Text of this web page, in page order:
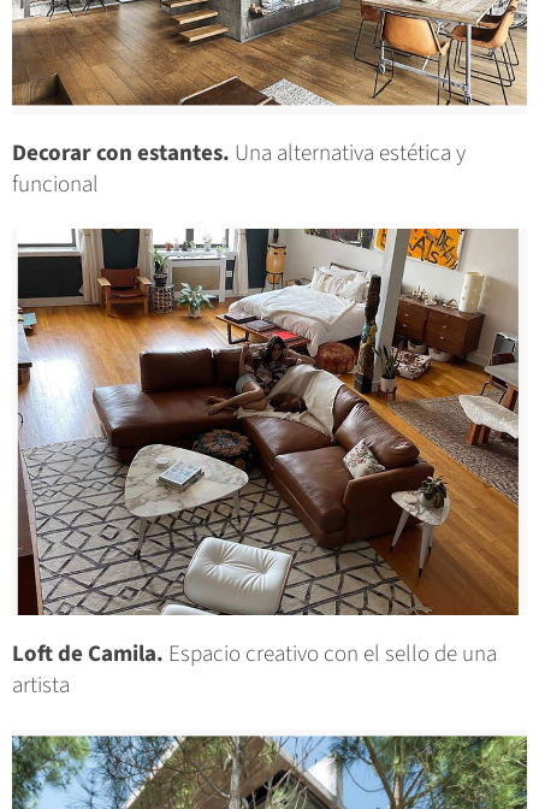
Decorar con estantes. Una alternativa estética y
funcional
Loft de Camila. Espacio creativo con el sello de una
artista